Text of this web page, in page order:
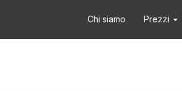
Chi siamo Prezzi